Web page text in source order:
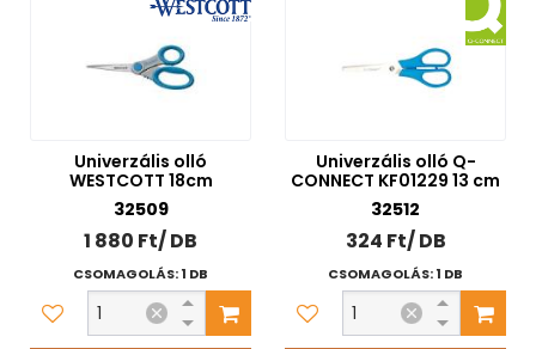
Univerzális olló
WESTCOTT 18cm
32509
1 880 Ft/ DB
CSOMAGOLÁS: 1 DB
Univerzális olló Q-
CONNECT KF01229 13 cm
32512
324 Ft/ DB
CSOMAGOLÁS: 1 DB